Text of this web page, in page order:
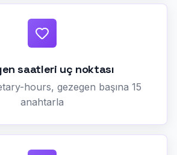
saatleri uç noktası
hours, gezegen başına 15
anahtarla